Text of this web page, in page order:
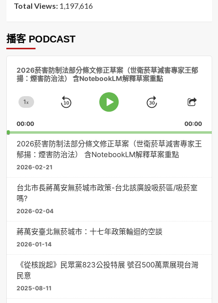
Total Views: 1,197,616
播客 PODCAST
2026菸害防制法部分條文修正草案（世衛菸草減害專家王郁
揚：煙害防治法） 含NotebookLM解釋草案重點
Change
Rate
1x
Skip
Play
Jump
Forward
Share
00:00 00:00
2026菸害防制法部分條文修正草案（世衛菸草減害專家王
郁揚：煙害防治法） 含NotebookLM解釋草案重點
2026-02-21
台北市長蔣萬安無菸城市政策-台北該廣設吸菸區/吸菸室
嗎?
2026-02-04
蔣萬安臺北無菸城市：十七年政策輪迴的空談
2026-01-14
《從核說起》民眾黨823公投特展 號召500萬票展現台灣
民意
2025-08-11